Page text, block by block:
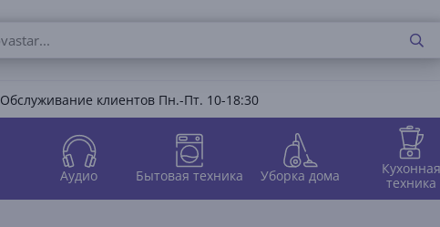
Обслуживание клиентов Пн.-Пт. 10-18:30
Аудио Бытовая техника Уборка дома
Кухонная
техника